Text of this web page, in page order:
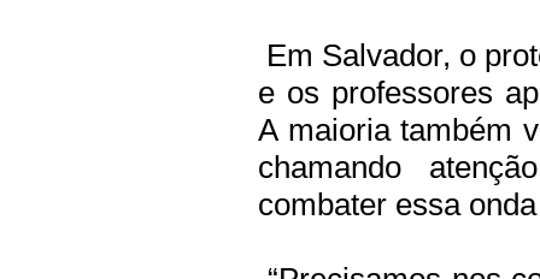
Em Salvador, o
e os professores
A maioria também
chamando
combater essa